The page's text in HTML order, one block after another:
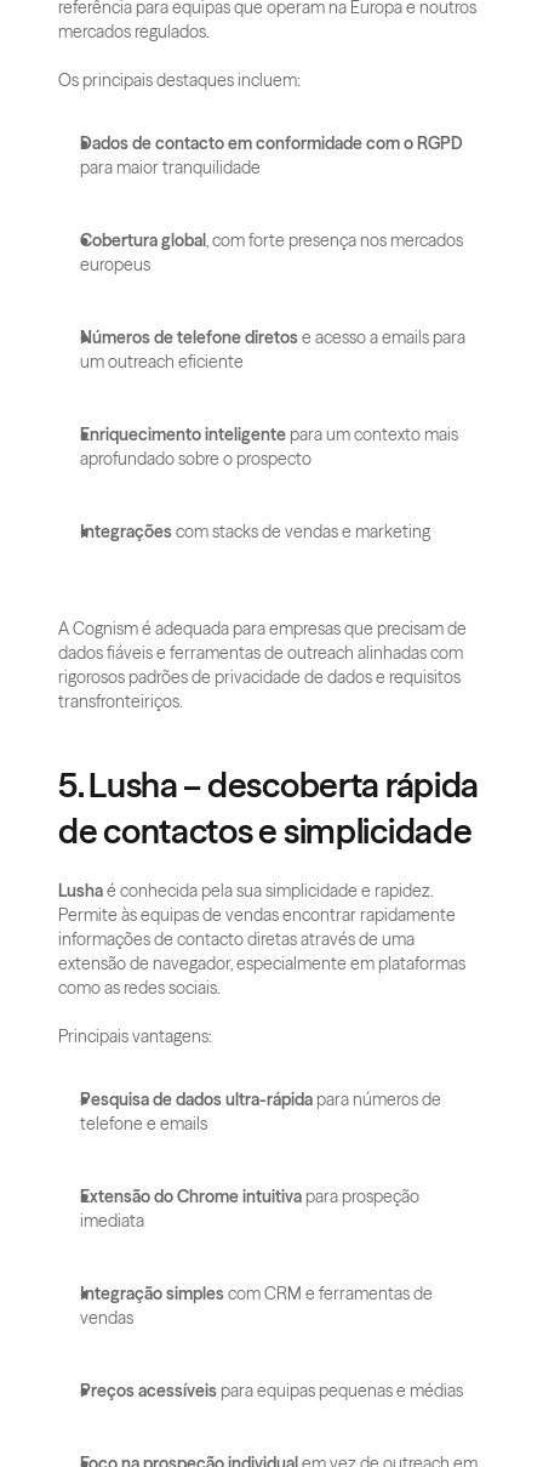
referência para equipas que operam na Europa e noutros
mercados regulados.
Os principais destaques incluem:
Dados de contacto em conformidade com o RGPD
para maior tranquilidade
Cobertura global, com forte presença nos mercados
europeus
Números de telefone diretos e acesso a emails para
um outreach eficiente
Enriquecimento inteligente para um contexto mais
aprofundado sobre o prospecto
Integrações com stacks de vendas e marketing
A Cognism é adequada para empresas que precisam de
dados fiáveis e ferramentas de outreach alinhadas com
rigorosos padrões de privacidade de dados e requisitos
transfronteiriços.
5. Lusha – descoberta rápida
de contactos e simplicidade
Lusha é conhecida pela sua simplicidade e rapidez.
Permite às equipas de vendas encontrar rapidamente
informações de contacto diretas através de uma
extensão de navegador, especialmente em plataformas
como as redes sociais.
Principais vantagens:
Pesquisa de dados ultra-rápida para números de
telefone e emails
Extensão do Chrome intuitiva para prospeção
imediata
Integração simples com CRM e ferramentas de
vendas
Preços acessíveis para equipas pequenas e médias